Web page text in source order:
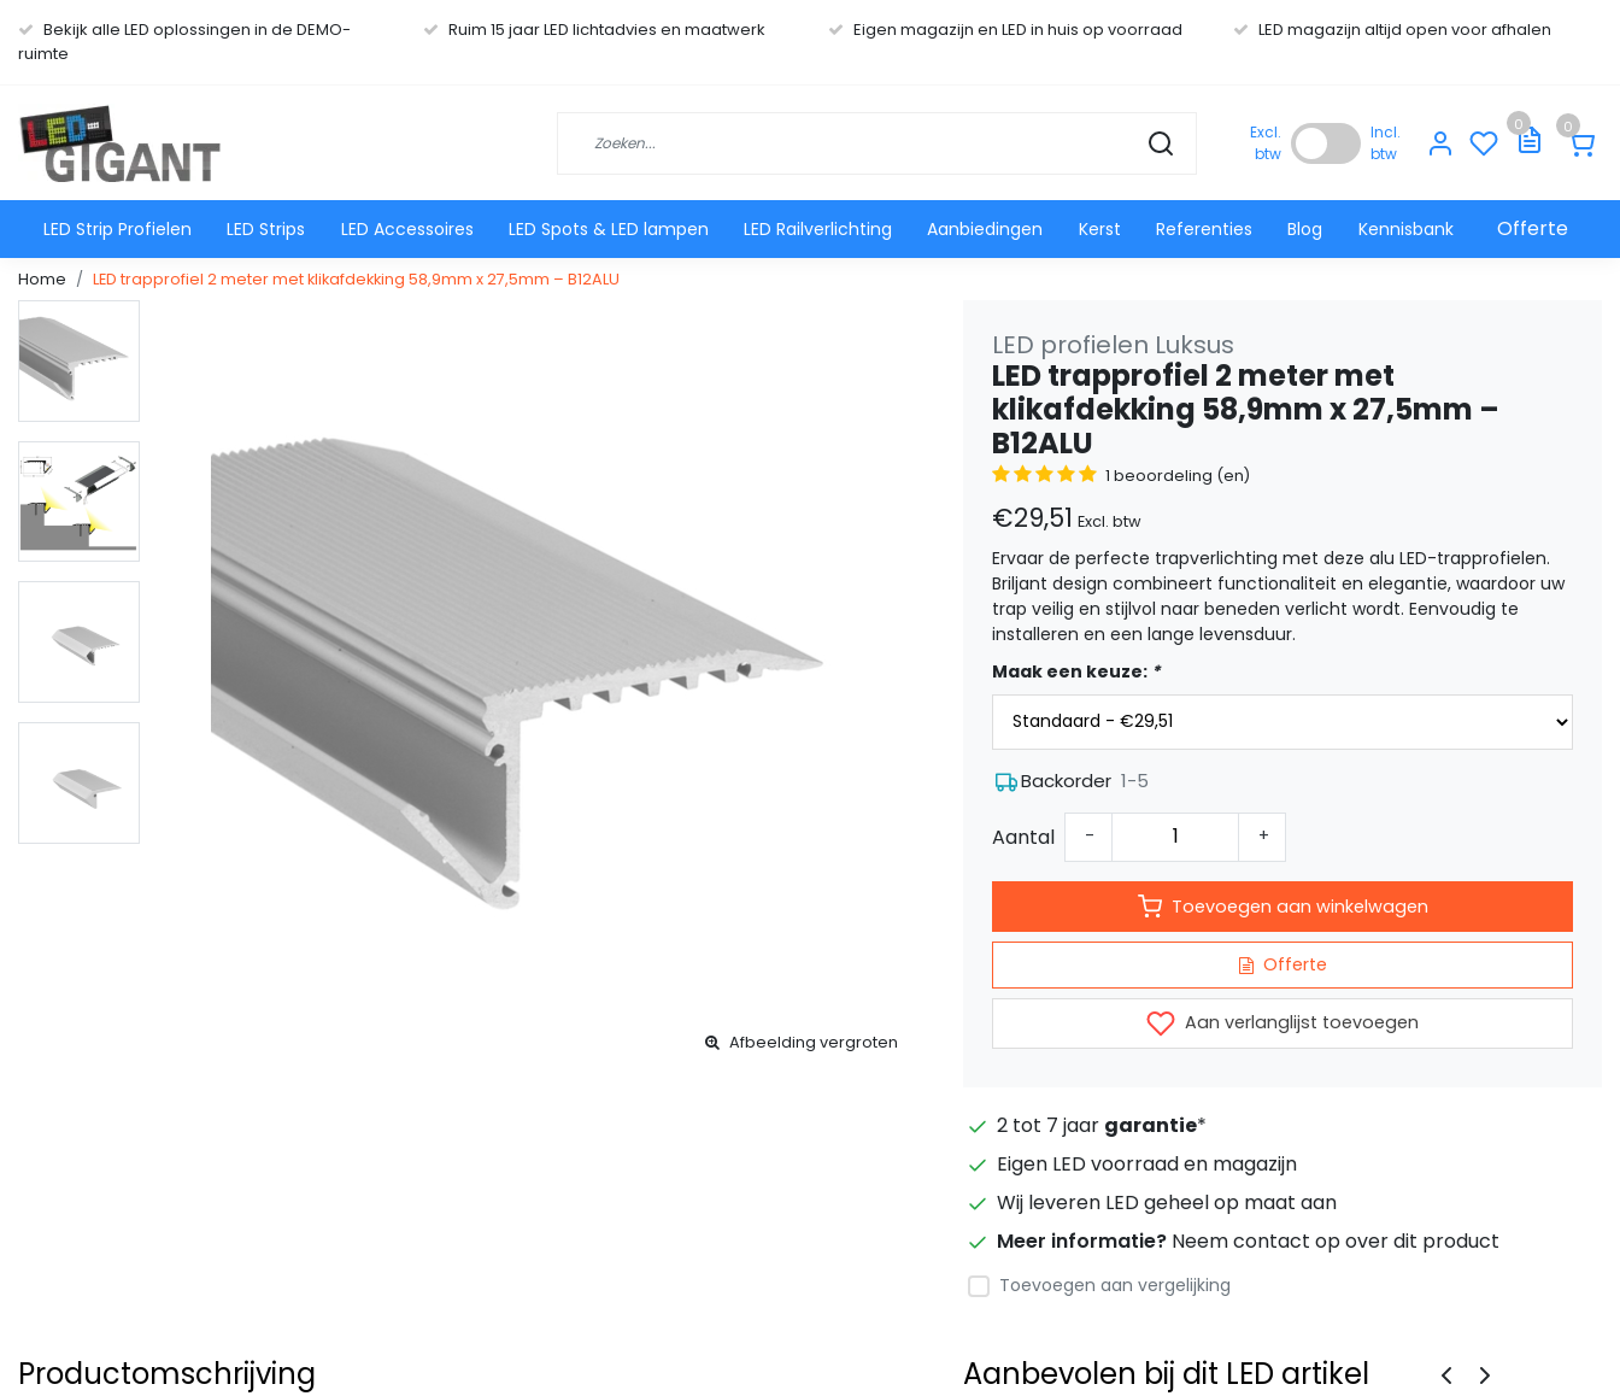
Bekijk alle LED oplossingen in de DEMO-
ruimte
Ruim 15 jaar LED lichtadvies en maatwerk Eigen magazijn en LED in huis op voorraad LED magazijn altijd open voor afhalen
Excl.
btw
Incl.
btw
0 0
LED Strip Profielen LED Strips LED Accessoires LED Spots & LED lampen LED Railverlichting Aanbiedingen Kerst Referenties Blog Kennisbank Offerte
Home LED trapprofiel 2 meter met klikafdekking 58,9mm x 27,5mm – B12ALU
Afbeelding vergroten
LED profielen Luksus
LED trapprofiel 2 meter met
klikafdekking 58,9mm x 27,5mm –
B12ALU
1 beoordeling (en)
€29,51 Excl. btw
Ervaar de perfecte trapverlichting met deze alu LED-trapprofielen.
Briljant design combineert functionaliteit en elegantie, waardoor uw
trap veilig en stijlvol naar beneden verlicht wordt. Eenvoudig te
installeren en een lange levensduur.
Maak een keuze: *
Backorder 1-5
Aantal - +
Toevoegen aan winkelwagen
Offerte
Aan verlanglijst toevoegen
2 tot 7 jaar garantie*
Eigen LED voorraad en magazijn
Wij leveren LED geheel op maat aan
Meer informatie? Neem contact op over dit product
Toevoegen aan vergelijking
Productomschrijving Aanbevolen bij dit LED artikel